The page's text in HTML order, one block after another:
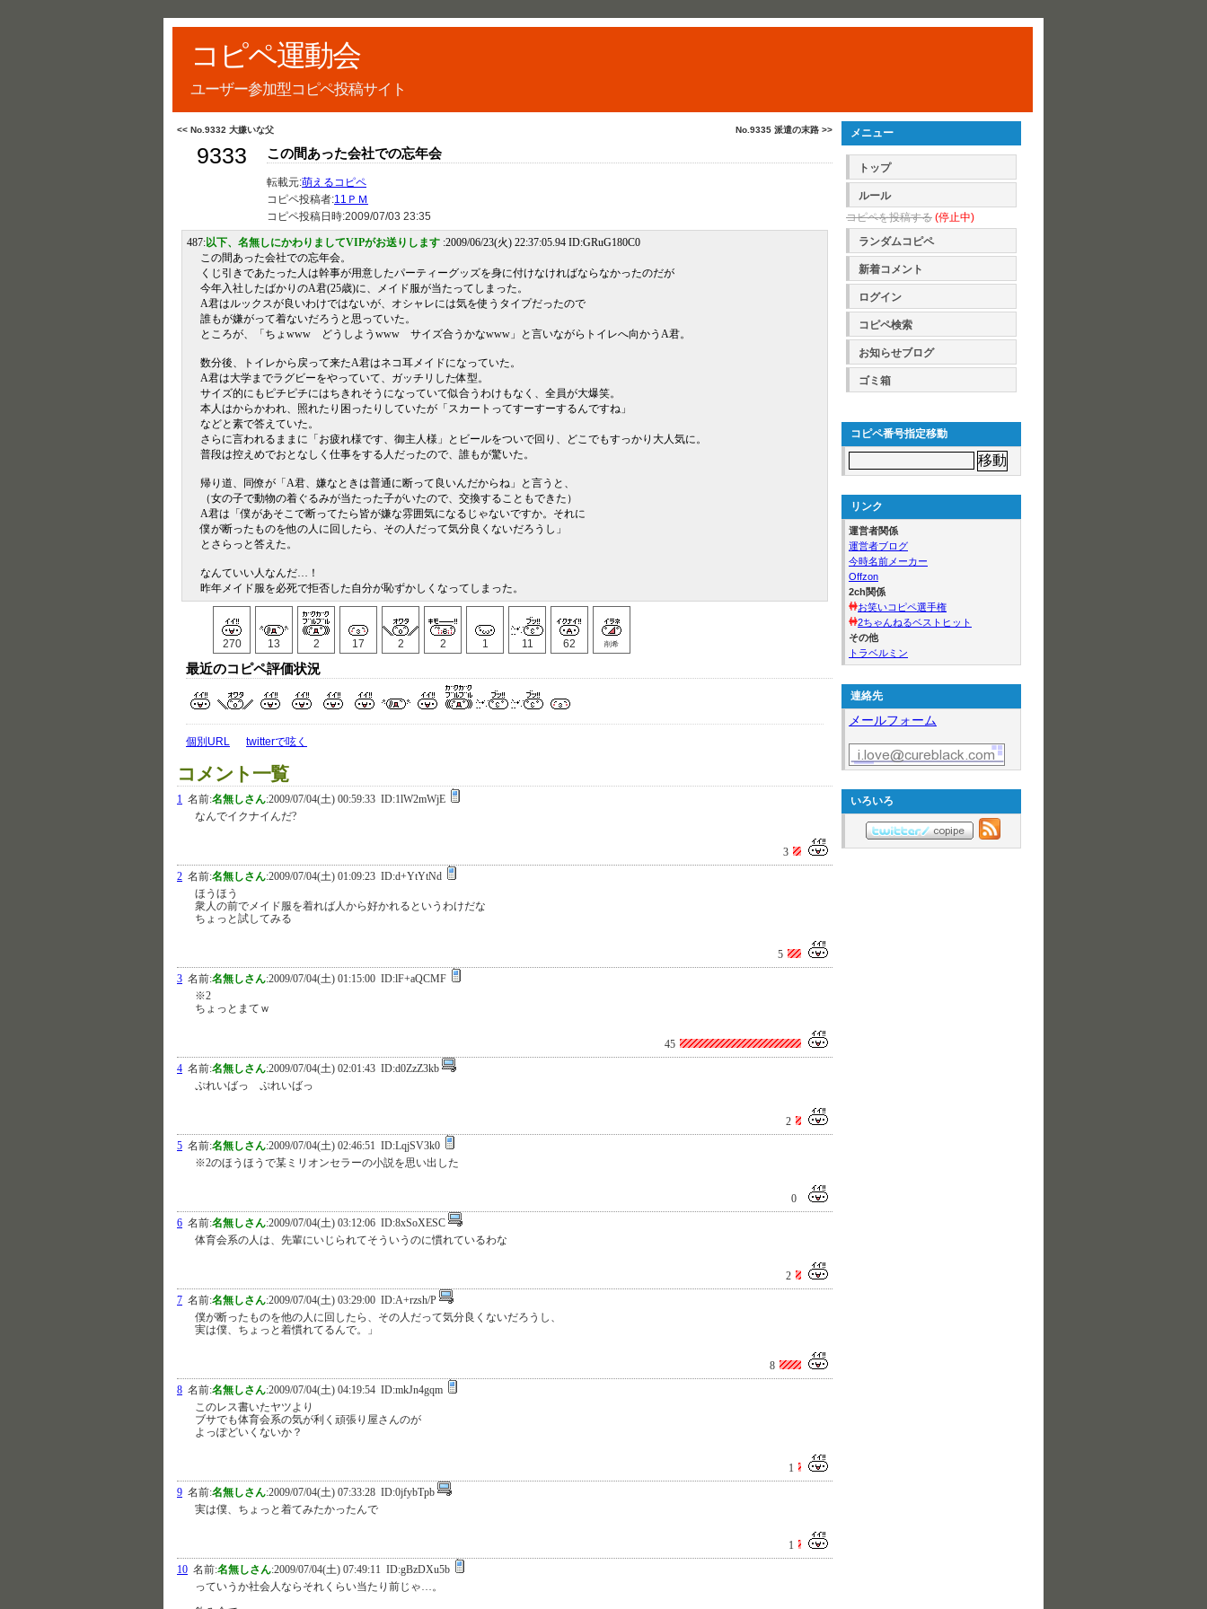
コピペ運動会
ユーザー参加型コピペ投稿サイト
No.9335 派遣の末路 >>
<< No.9332 大嫌いな父
9333 この間あった会社での忘年会
転載元:萌えるコピペ
コピペ投稿者:11ＰＭ
コピペ投稿日時:2009/07/03 23:35
487:以下、名無しにかわりましてVIPがお送りします :2009/06/23(火) 22:37:05.94 ID:GRuG180C0
この間あった会社での忘年会。
くじ引きであたった人は幹事が用意したパーティーグッズを身に付けなければならなかったのだが
今年入社したばかりのA君(25歳)に、メイド服が当たってしまった。
A君はルックスが良いわけではないが、オシャレには気を使うタイプだったので
誰もが嫌がって着ないだろうと思っていた。
ところが、「ちょwww どうしようwww サイズ合うかなwww」と言いながらトイレへ向かうA君。
数分後、トイレから戻って来たA君はネコ耳メイドになっていた。
A君は大学までラグビーをやっていて、ガッチリした体型。
サイズ的にもピチピチにはちきれそうになっていて似合うわけもなく、全員が大爆笑。
本人はからかわれ、照れたり困ったりしていたが「スカートってすーすーするんですね」
などと素で答えていた。
さらに言われるままに「お疲れ様です、御主人様」とビールをついで回り、どこでもすっかり大人気に。
普段は控えめでおとなしく仕事をする人だったので、誰もが驚いた。
帰り道、同僚が「A君、嫌なときは普通に断って良いんだからね」と言うと、
（女の子で動物の着ぐるみが当たった子がいたので、交換することもできた）
A君は「僕があそこで断ってたら皆が嫌な雰囲気になるじゃないですか。それに
僕が断ったものを他の人に回したら、その人だって気分良くないだろうし」
とさらっと答えた。
なんていい人なんだ…！
昨年メイド服を必死で拒否した自分が恥ずかしくなってしまった。
270 13 2 17 2 2 1 11 62 削希
最近のコピペ評価状況
個別URL twitterで呟く
コメント一覧
1 名前:名無しさん:2009/07/04(土) 00:59:33 ID:1lW2mWjE
なんでイクナイんだ?
3
2 名前:名無しさん:2009/07/04(土) 01:09:23 ID:d+YtYtNd
ほうほう
衆人の前でメイド服を着れば人から好かれるというわけだな
ちょっと試してみる
5
3 名前:名無しさん:2009/07/04(土) 01:15:00 ID:lF+aQCMF
※2
ちょっとまてｗ
45
4 名前:名無しさん:2009/07/04(土) 02:01:43 ID:d0ZzZ3kb
ぷれいばっ ぷれいばっ
2
5 名前:名無しさん:2009/07/04(土) 02:46:51 ID:LqjSV3k0
※2のほうほうで某ミリオンセラーの小説を思い出した
0
6 名前:名無しさん:2009/07/04(土) 03:12:06 ID:8xSoXESC
体育会系の人は、先輩にいじられてそういうのに慣れているわな
2
7 名前:名無しさん:2009/07/04(土) 03:29:00 ID:A+rzsh/P
僕が断ったものを他の人に回したら、その人だって気分良くないだろうし、
実は僕、ちょっと着慣れてるんで。」
8
8 名前:名無しさん:2009/07/04(土) 04:19:54 ID:mkJn4gqm
このレス書いたヤツより
ブサでも体育会系の気が利く頑張り屋さんのが
よっぽどいくないか？
1
9 名前:名無しさん:2009/07/04(土) 07:33:28 ID:0jfybTpb
実は僕、ちょっと着てみたかったんで
1
10 名前:名無しさん:2009/07/04(土) 07:49:11 ID:gBzDXu5b
っていうか社会人ならそれくらい当たり前じゃ…。
メニュー
トップ
ルール
コピペを投稿する (停止中)
ランダムコピペ
新着コメント
ログイン
コピペ検索
お知らせブログ
ゴミ箱
コピペ番号指定移動
リンク
運営者関係
運営者ブログ
今時名前メーカー
Offzon
2ch関係
お笑いコピペ選手権
2ちゃんねるベストヒット
その他
トラベルミン
連絡先
メールフォーム
いろいろ